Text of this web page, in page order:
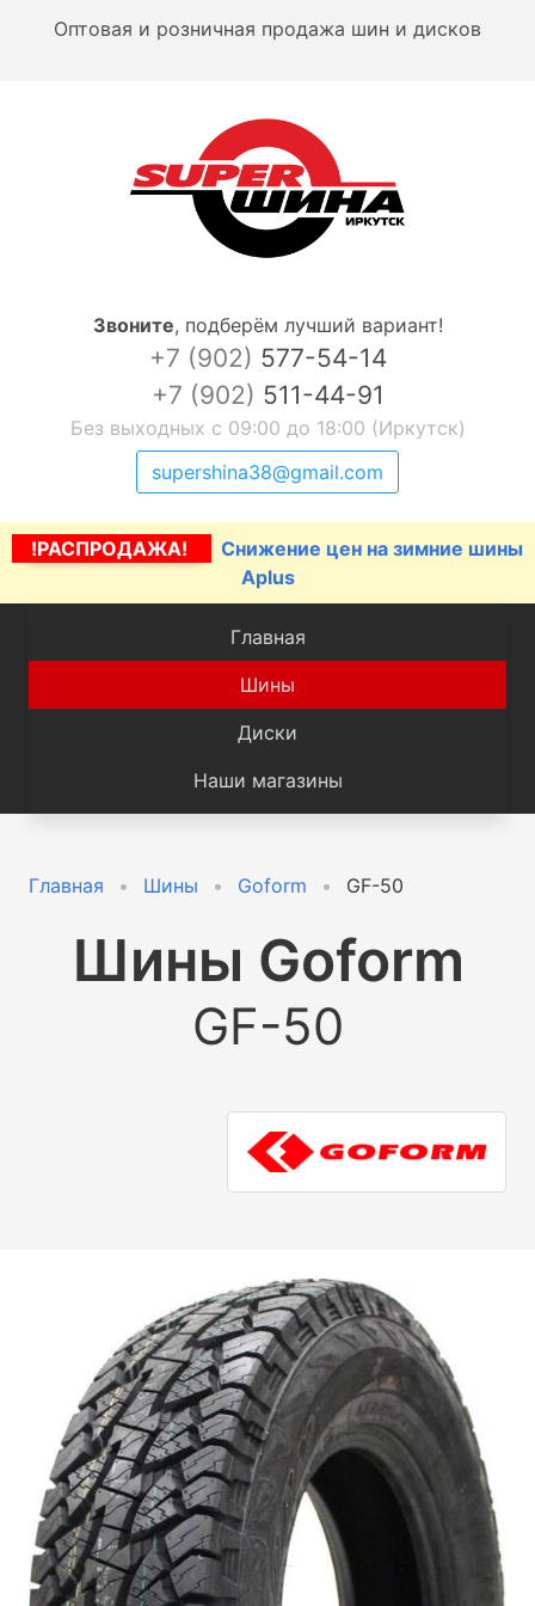
Оптовая и розничная продажа шин и дисков
Звоните, подберём лучший вариант!
+7 (902) 577-54-14
+7 (902) 511-44-91
Без выходных с 09:00 до 18:00 (Иркутск)
supershina38@gmail.com
!РАСПРОДАЖА!
Снижение цен на зимние шины
Aplus
Главная
Шины
Диски
Наши магазины
Главная Шины Goform GF-50
Шины Goform
GF-50